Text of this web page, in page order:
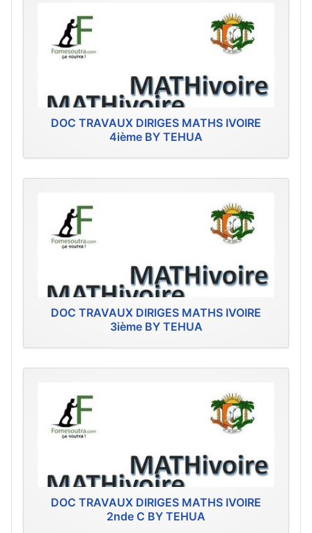
DOC TRAVAUX DIRIGES MATHS IVOIRE
4ième BY TEHUA
DOC TRAVAUX DIRIGES MATHS IVOIRE
3ième BY TEHUA
DOC TRAVAUX DIRIGES MATHS IVOIRE
2nde C BY TEHUA